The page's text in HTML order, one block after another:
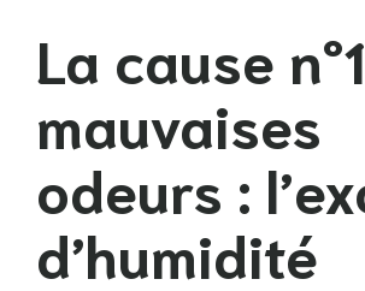
La cause
mauvaises
odeurs :
d’humidité